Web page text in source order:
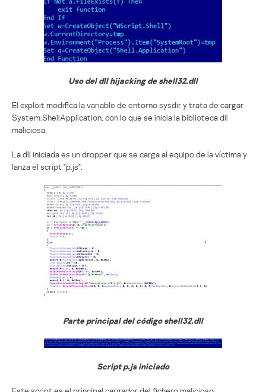
Uso del dll hijacking de shell32.dll
El exploit modifica la variable de entorno sysdir y trata de cargar
System.ShellApplication, con lo que se inicia la biblioteca dll
maliciosa.
La dll iniciada es un dropper que se carga al equipo de la víctima y
lanza el script "p.js".
Parte principal del código shell32.dll
Script p.js iniciado